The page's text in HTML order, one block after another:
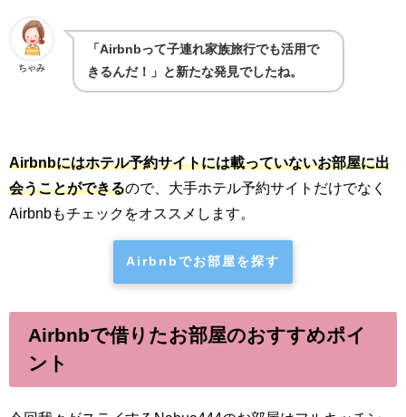
ちゃみ
「Airbnbって子連れ家族旅行でも活用で
きるんだ！」と新たな発見でしたね。
Airbnbにはホテル予約サイトには載っていないお部屋に出
会うことができるので、大手ホテル予約サイトだけでなく
Airbnbもチェックをオススメします。
Airbnbでお部屋を探す
Airbnbで借りたお部屋のおすすめポイ
ント